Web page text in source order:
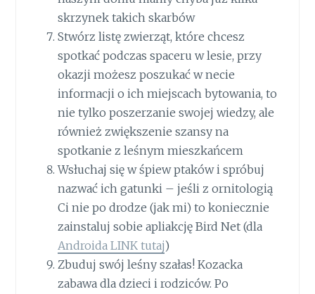
skrzynek takich skarbów
Stwórz listę zwierząt, które chcesz
spotkać podczas spaceru w lesie, przy
okazji możesz poszukać w necie
informacji o ich miejscach bytowania, to
nie tylko poszerzanie swojej wiedzy, ale
również zwiększenie szansy na
spotkanie z leśnym mieszkańcem
Wsłuchaj się w śpiew ptaków i spróbuj
nazwać ich gatunki – jeśli z ornitologią
Ci nie po drodze (jak mi) to koniecznie
zainstaluj sobie apliakcję Bird Net (dla
Androida LINK tutaj)
Zbuduj swój leśny szałas! Kozacka
zabawa dla dzieci i rodziców. Po